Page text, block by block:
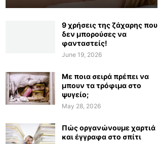
9 χρήσεις της ζάχαρης που
δεν μπορούσες να
φανταστείς!
June 19, 2026
Με ποια σειρά πρέπει να
μπουν τα τρόφιμα στο
ψυγείο;
May 28, 2026
Πώς οργανώνουμε χαρτιά
και έγγραφα στο σπίτι